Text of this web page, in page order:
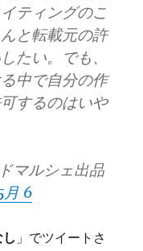
ティングのこ
と転載元の許
たい。でも、
中で自分の作
するのはいや
マルシェ出品
月 6
」でツイートさ